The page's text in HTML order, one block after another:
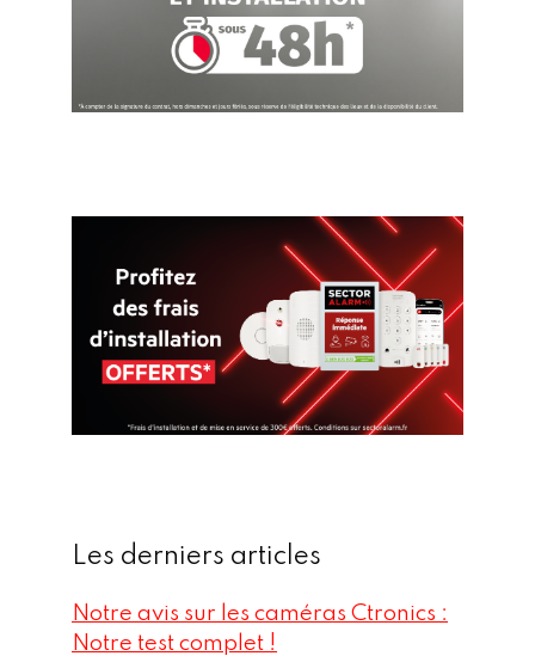
Les derniers articles
Notre avis sur les caméras Ctronics :
Notre test complet !